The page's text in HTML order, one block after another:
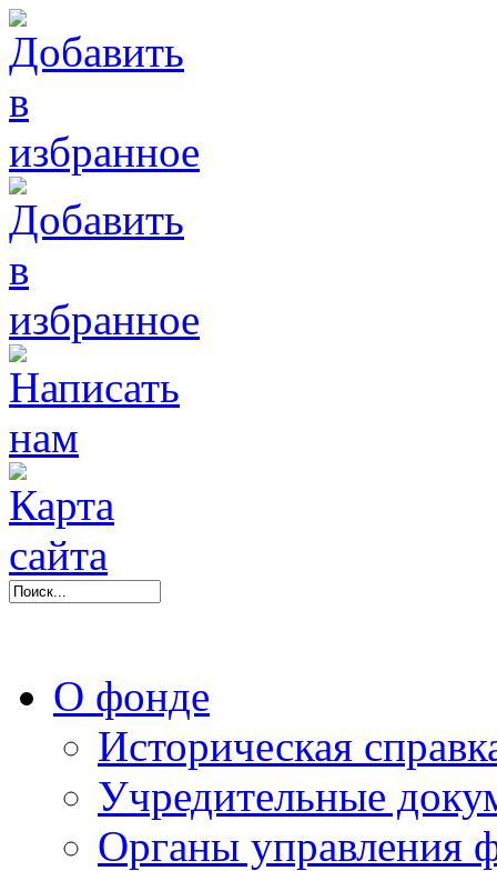
О фонде
Историческая
Учредительные
Органы управления